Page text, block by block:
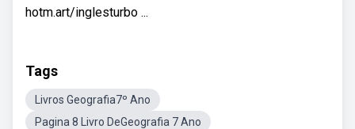
hotm.art/inglesturbo ...
Tags
Livros Geografia7º Ano
Pagina 8 Livro DeGeografia 7 Ano